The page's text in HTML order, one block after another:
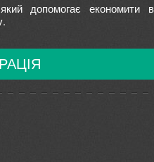
допомогає економити в